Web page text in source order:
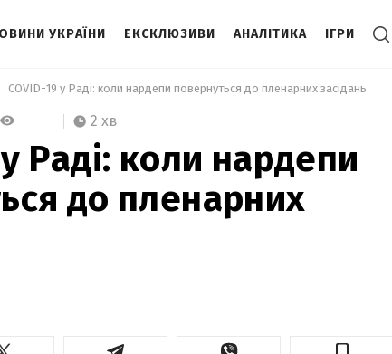
УКРАЇНИ ЕКСКЛЮЗИВИ АНАЛІТИКА ІГРИ
COVID-19 у Раді: коли нардепи повернуться до пленарних засідань
2 хв
Раді: коли нардепи
до пленарних